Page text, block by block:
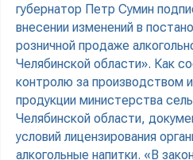
губернатор Петр Сумин
внесении изменений в
розничной продаже
Челябинской области». Как
контролю за производством
продукции министерства
Челябинской области,
условий лицензирования
алкогольные напитки. «В